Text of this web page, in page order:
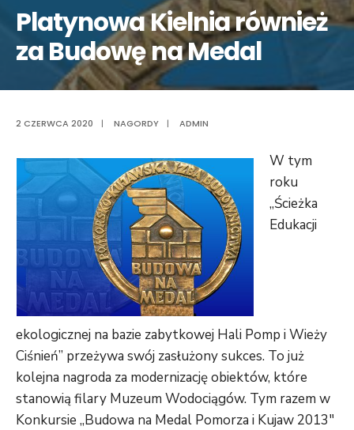
Platynowa Kielnia również
za Budowę na Medal
2 CZERWCA 2020 | NAGORDY | ADMIN
W tym
roku
„Ścieżka
Edukacji
ekologicznej na bazie zabytkowej Hali Pomp i Wieży
Ciśnień” przeżywa swój zasłużony sukces. To już
kolejna nagroda za modernizację obiektów, które
stanowią filary Muzeum Wodociągów. Tym razem w
Konkursie „Budowa na Medal Pomorza i Kujaw 2013″